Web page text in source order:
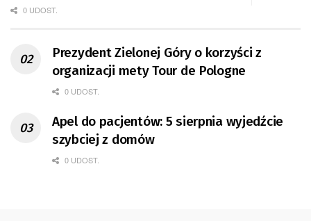
0 UDOST.
Prezydent Zielonej Góry o korzyści z
organizacji mety Tour de Pologne
0 UDOST.
Apel do pacjentów: 5 sierpnia wyjedźcie
szybciej z domów
0 UDOST.